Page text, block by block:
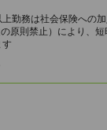
勤務は社会保険への
原則禁止）により、
す